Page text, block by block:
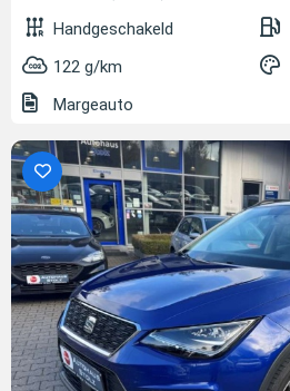
Handgeschakeld
122 g/km
Margeauto